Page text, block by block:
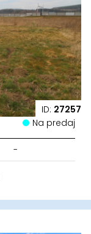
ID: 27257
Na predaj
-